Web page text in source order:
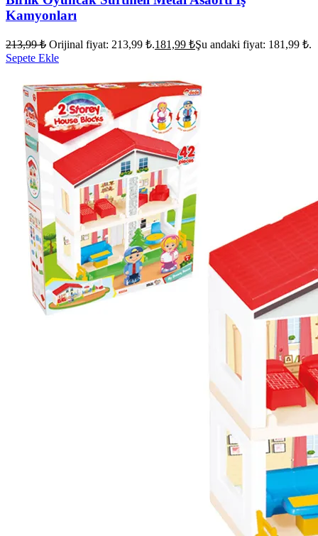
Kamyonları
213,99₺ Orijinal fiyat: 213,99 ₺.181,99 ₺Şu andaki fiyat: 181,99 ₺.
Sepete Ekle